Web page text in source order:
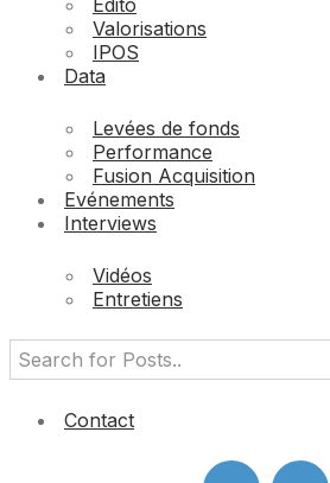
Edito
Valorisations
IPOS
Data
Levées de fonds
Performance
Fusion Acquisition
Evénements
Interviews
Vidéos
Entretiens
Contact